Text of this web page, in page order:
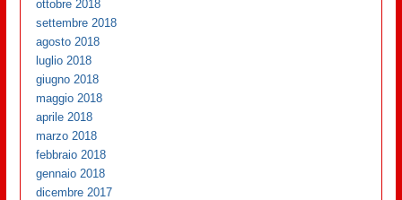
ottobre 2018
settembre 2018
agosto 2018
luglio 2018
giugno 2018
maggio 2018
aprile 2018
marzo 2018
febbraio 2018
gennaio 2018
dicembre 2017